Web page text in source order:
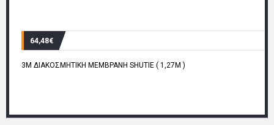
64,48€
3M ΔΙΑΚΟΣΜΗΤΙΚΗ ΜΕΜΒΡΑΝΗ SHUTIE ( 1,27M )